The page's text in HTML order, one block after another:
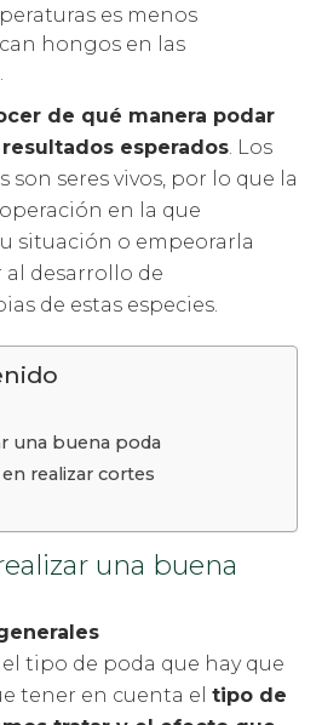
es menos
hongos en las
de qué manera podar
esperados. Los
son seres vivos, por lo que la
en la que
situación o empeorarla
desarrollo de
de estas especies.
una buena poda
realizar cortes
una buena
tipo de poda que hay que
tener en cuenta el tipo de